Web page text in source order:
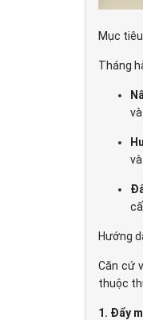
Mục
Tháng
Hướng
Căn cứ
thuộc
1. Đẩy